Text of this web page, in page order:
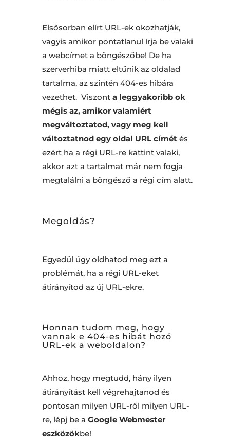
Elsősorban elírt URL-ek okozhatják,
vagyis amikor pontatlanul írja be valaki
a webcímet a böngészőbe! De ha
szerverhiba miatt eltűnik az oldalad
tartalma, az szintén 404-es hibára
vezethet. Viszont a leggyakoribb ok
mégis az, amikor valamiért
megváltoztatod, vagy meg kell
változtatnod egy oldal URL címét és
ezért ha a régi URL-re kattint valaki,
akkor azt a tartalmat már nem fogja
megtalálni a böngésző a régi cím alatt.
Megoldás?
Egyedül úgy oldhatod meg ezt a
problémát, ha a régi URL-eket
átirányítod az új URL-ekre.
Honnan tudom meg, hogy
vannak e 404-es hibát hozó
URL-ek a weboldalon?
Ahhoz, hogy megtudd, hány ilyen
átirányítást kell végrehajtanod és
pontosan milyen URL-ről milyen URL-
re, lépj be a Google Webmester
eszközökbe!